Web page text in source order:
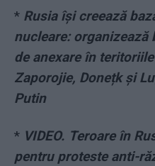
* Rusia își creează
nucleare: organizează
de anexare în
Zaporojie, Donețk și
Putin
* VIDEO. Teroare în
pentru proteste anti-